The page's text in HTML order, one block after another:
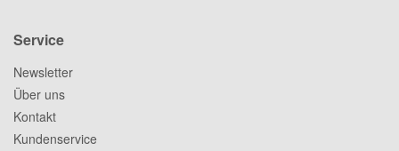
Service
Newsletter
Über uns
Kontakt
Kundenservice